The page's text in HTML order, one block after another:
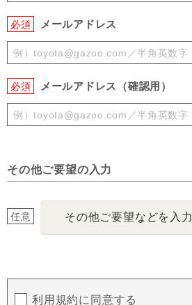
必須 メールアドレス
必須 メールアドレス（確認用）
その他ご要望の入力
任意 その他ご要望などを入力
利用規約に同意する